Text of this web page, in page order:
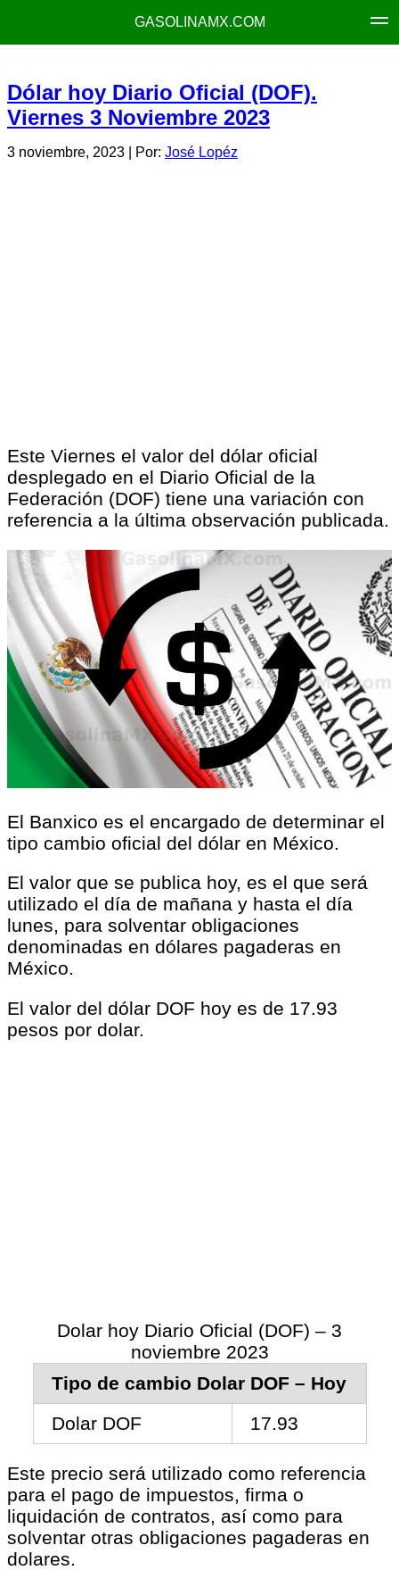
GASOLINAMX.COM
Dólar hoy Diario Oficial (DOF).
Viernes 3 Noviembre 2023
3 noviembre, 2023 | Por: José Lopéz
Este Viernes el valor del dólar oficial
desplegado en el Diario Oficial de la
Federación (DOF) tiene una variación con
referencia a la última observación publicada.
El Banxico es el encargado de determinar el
tipo cambio oficial del dólar en México.
El valor que se publica hoy, es el que será
utilizado el día de mañana y hasta el día
lunes, para solventar obligaciones
denominadas en dólares pagaderas en
México.
El valor del dólar DOF hoy es de 17.93
pesos por dolar.
Dolar hoy Diario Oficial (DOF) – 3
noviembre 2023
Tipo de cambio Dolar DOF – Hoy
Dolar DOF
17.93
Este precio será utilizado como referencia
para el pago de impuestos, firma o
liquidación de contratos, así como para
solventar otras obligaciones pagaderas en
dolares.